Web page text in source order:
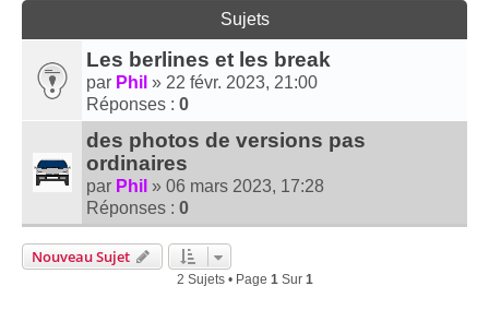
Sujets
Les berlines et les break
par Phil » 22 févr. 2023, 21:00
Réponses : 0
des photos de versions pas
ordinaires
par Phil » 06 mars 2023, 17:28
Réponses : 0
Nouveau Sujet
2 Sujets • Page 1Sur 1